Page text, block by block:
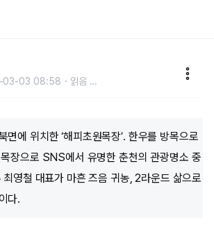
03-03 08:58 읽음 ...
면에 위치한 ‘해피초원목장’. 한우를 방목으로
장으로 SNS에서 유명한 춘천의 관광명소 중
영철 대표가 마흔 즈음 귀농, 2라운드 삶으로
다.